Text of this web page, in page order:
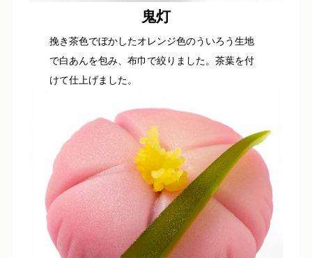
鬼灯
挽き茶色でぼかしたオレンジ色のういろう生地
で白あんを包み、布巾で絞りました。茶葉を付
けて仕上げました。